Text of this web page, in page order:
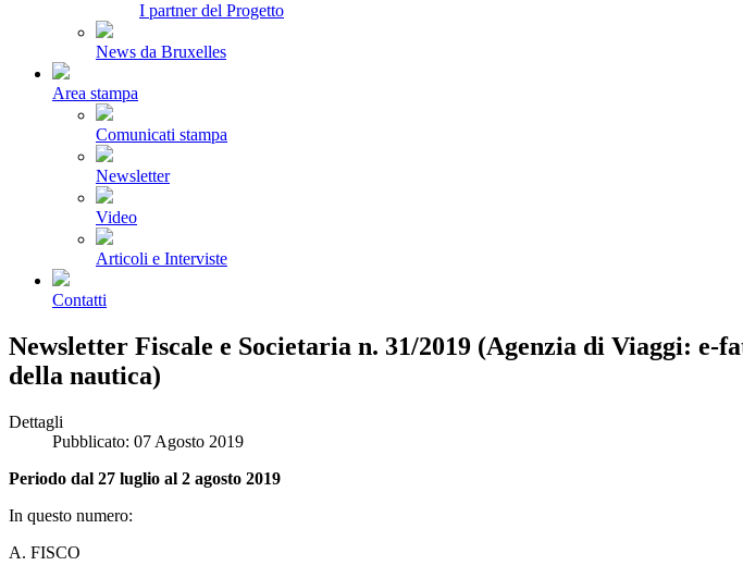
I partner del Progetto
News da Bruxelles
Area stampa
Comunicati stampa
Newsletter
Video
Articoli e Interviste
Contatti
Newsletter Fiscale e Societaria n. 31/2019 (Agenzia di Viaggi:
della nautica)
Dettagli
Pubblicato: 07 Agosto 2019
Periodo dal 27 luglio al 2 agosto 2019
In questo numero:
A. FISCO